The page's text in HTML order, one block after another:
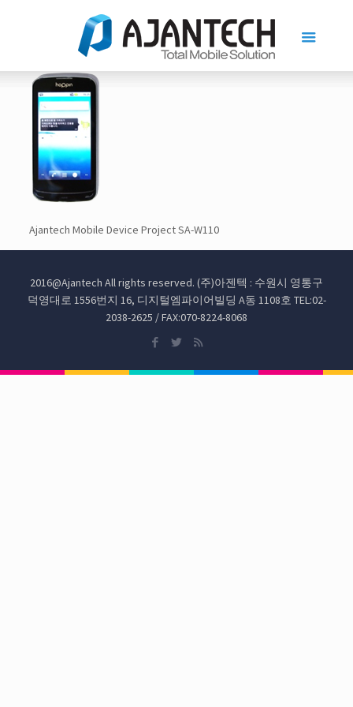
Ajantech Mobile Device Project SA-W110
2016@Ajantech All rights reserved. (주)아젠텍 : 수원시 영통구
덕영대로 1556번지 16, 디지털엠파이어빌딩 A동 1108호 TEL:02-
2038-2625 / FAX:070-8224-8068